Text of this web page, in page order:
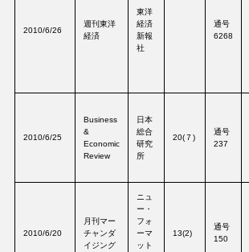
2010/6/26
週刊東洋
経済
東洋
経済
新報
社
通号
6268
2010/6/25
Business
&
Economic
Review
日本
総合
研究
所
20(７)
通号
237
2010/6/20
月刊マー
チャンダ
イジング
ニュ
ー・
フォ
ーマ
ット
13(2)
通号
150